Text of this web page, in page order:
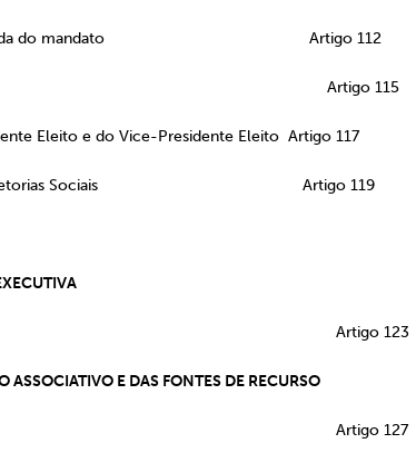
e da perda do mandato Artigo 112
renúncia Artigo 115
Eleito e do Vice-Presidente Eleito Artigo 117
das Diretorias Sociais Artigo 119
Artigo 123
E DAS FONTES DE RECURSO
Artigo 127